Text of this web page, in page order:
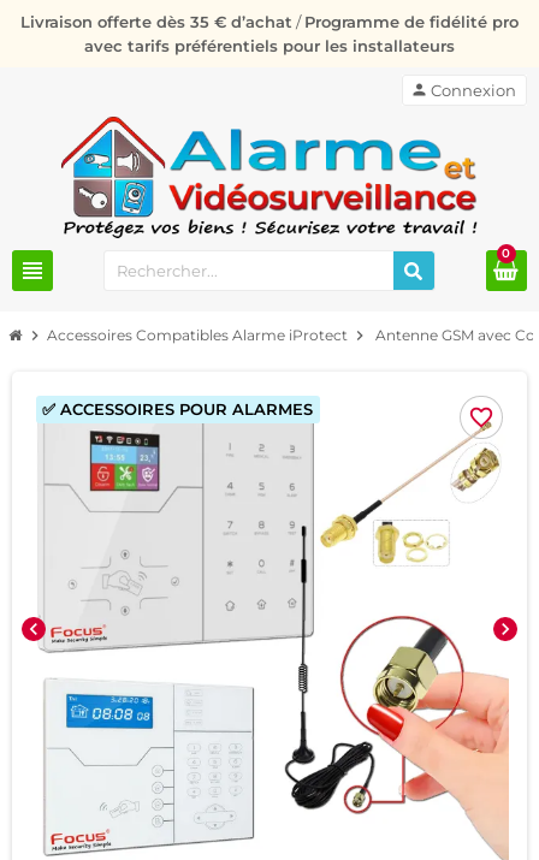
Livraison offerte dès 35 € d’achat /Programme de fidélité pro
avec tarifs préférentiels pour les installateurs
view_headline
person Connexion
0
chevron_right Accessoires Compatibles Alarme iProtect chevron_right Antenne GSM avec
favorite_border
chevron_left chevron_right
✅ ACCESSOIRES POUR ALARMES